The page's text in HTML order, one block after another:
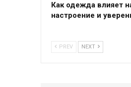
Как одежда влияет
настроение и
PREV NEXT